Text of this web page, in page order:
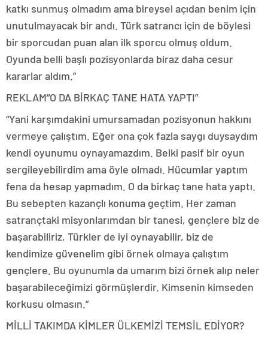
katkı sunmuş olmadım ama bireysel açıdan benim için
unutulmayacak bir andı. Türk satrancı için de böylesi
bir sporcudan puan alan ilk sporcu olmuş oldum.
Oyunda belli başlı pozisyonlarda biraz daha cesur
kararlar aldım.”
REKLAM“O DA BİRKAÇ TANE HATA YAPTI”
“Yani karşımdakini umursamadan pozisyonun hakkını
vermeye çalıştım. Eğer ona çok fazla saygı duysaydım
kendi oyunumu oynayamazdım. Belki pasif bir oyun
sergileyebilirdim ama öyle olmadı. Hücumlar yaptım
fena da hesap yapmadım. O da birkaç tane hata yaptı.
Bu sebepten kazançlı konuma geçtim. Her zaman
satrançtaki misyonlarımdan bir tanesi, gençlere biz de
başarabiliriz, Türkler de iyi oynayabilir, biz de
kendimize güvenelim gibi örnek olmaya çalıştım
gençlere. Bu oyunumla da umarım bizi örnek alıp neler
başarabileceğimizi görmüşlerdir. Kimsenin kimseden
korkusu olmasın.”
MİLLİ TAKIMDA KİMLER ÜLKEMİZİ TEMSİL EDİYOR?